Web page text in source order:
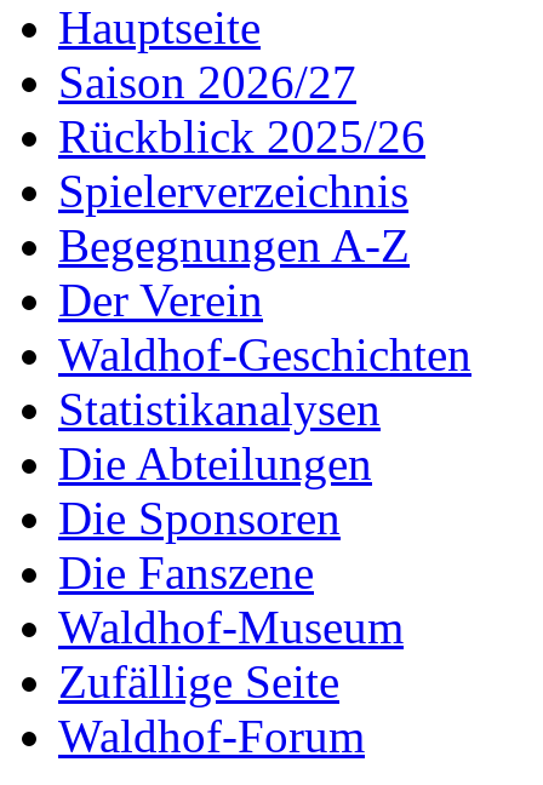
Hauptseite
Saison 2026/27
Rückblick 2025/26
Spielerverzeichnis
Begegnungen A-Z
Der Verein
Waldhof-Geschichten
Statistikanalysen
Die Abteilungen
Die Sponsoren
Die Fanszene
Waldhof-Museum
Zufällige Seite
Waldhof-Forum